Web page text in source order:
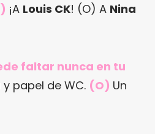
¡A Louis CK! (O) A Nina
faltar nunca en tu
y papel de WC. (O) Un